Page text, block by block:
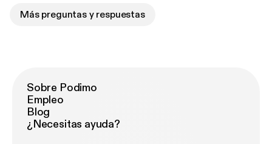
Más preguntas y respuestas
Sobre Podimo
Empleo
Blog
¿Necesitas ayuda?